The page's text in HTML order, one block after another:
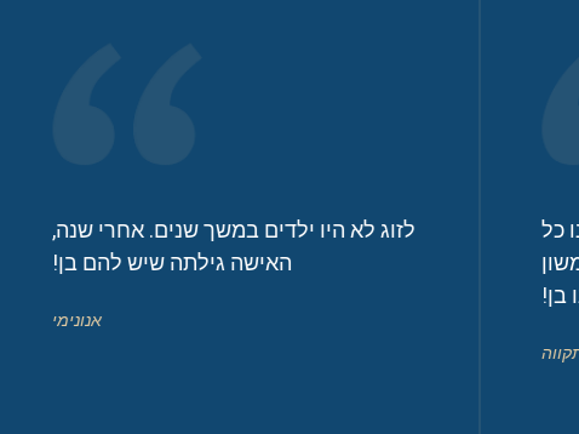
לזוג לא היו ילדים במשך שנים. אחרי שנה,
האישה גילתה שיש להם בן!
התחלנו